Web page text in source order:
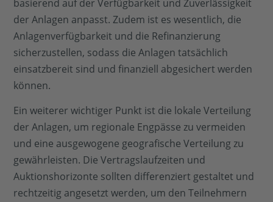
basierend auf der Verfügbarkeit und Zuverlässigkeit
der Anlagen anpasst. Zudem ist es wesentlich, die
Anlagenverfügbarkeit und die Refinanzierung
sicherzustellen, sodass die Anlagen tatsächlich
einsatzbereit sind und finanziell abgesichert werden
können.
Ein weiterer wichtiger Punkt ist die lokale Verteilung
der Anlagen, um regionale Engpässe zu vermeiden
und eine ausgewogene geografische Verteilung zu
gewährleisten. Die Vertragslaufzeiten und
Auktionshorizonte sollten differenziert gestaltet und
rechtzeitig angesetzt werden, um den Teilnehmern